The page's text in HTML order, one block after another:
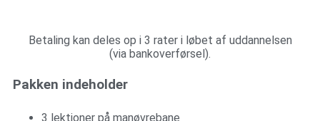
Betaling kan deles op i 3 rater i løbet af uddannelsen
(via bankoverførsel).
Pakken indeholder
3 lektioner på manøvrebane